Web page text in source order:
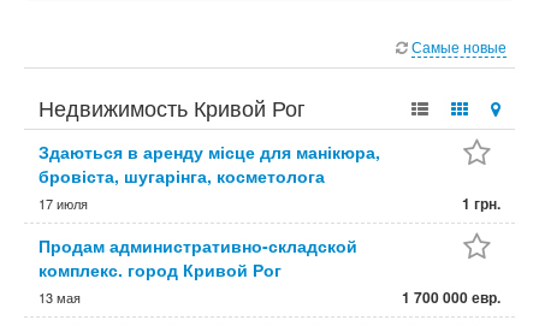
Самые новые
Недвижимость Кривой Рог
Здаються в аренду місце для манікюра,
бровіста, шугарінга, косметолога
17 июля 1 грн.
Продам административно-складской
комплекс. город Кривой Рог
13 мая 1 700 000 евр.